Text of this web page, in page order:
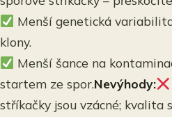
Menší genetická
klony.
Menší šance na
startem ze spor.Nevýhody:
stříkačky jsou vzácné; kvalita